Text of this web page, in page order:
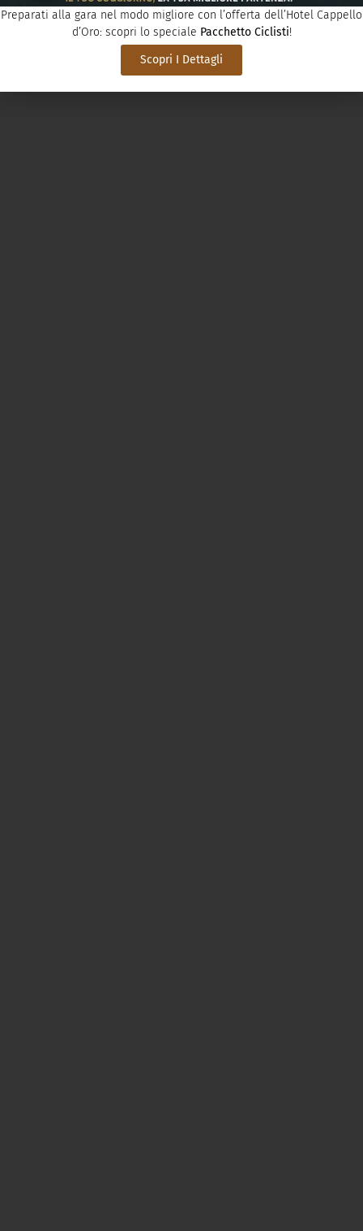
Preparati alla gara nel modo migliore con l’offerta dell’Hotel Cappello
d’Oro: scopri lo speciale Pacchetto Ciclisti!
Scopri I Dettagli